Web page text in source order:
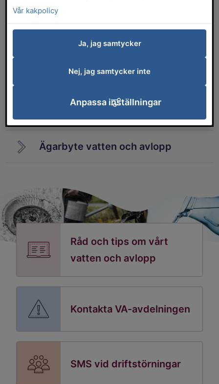
Dricksvatten
Reningsverk i Falköping
Ägarbyte vatten och avlopp
Råd och tips om vårt
vatten och avlopp
Kontakta VA-avdelningen
SMS vid driftstörningar
Vår kakpolicy
Ja, jag samtycker
Nej, jag samtycker inte
Anpassa inställningar